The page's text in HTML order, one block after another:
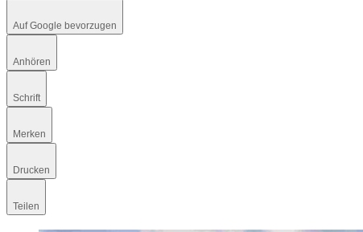
Auf Google bevorzugen
Anhören
Schrift
Merken
Drucken
Teilen